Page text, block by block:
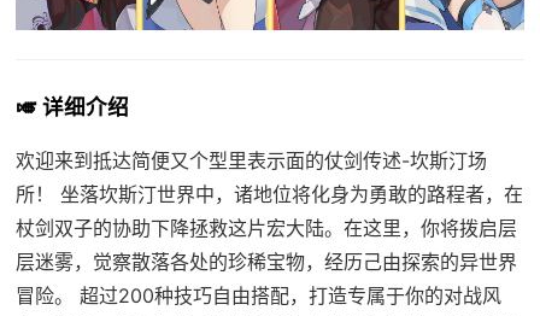
🎺 详细介绍
欢迎来到抵达简便又个型里表示面的仗剑传述-坎斯汀场
所！ 坐落坎斯汀世界中，诸地位将化身为勇敢的路程者，在
杖剑双子的协助下降拯救这片宏大陆。在这里，你将拨启层
层迷雾，觉察散落各处的珍稀宝物，经历己由探索的异世界
冒险。 超过200种技巧自由搭配，打造专属于你的对战风